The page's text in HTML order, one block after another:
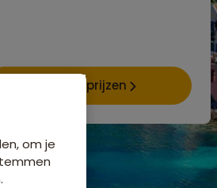
Data & prijzen
om je